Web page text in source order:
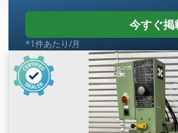
今すぐ掲
*1件あたり/月